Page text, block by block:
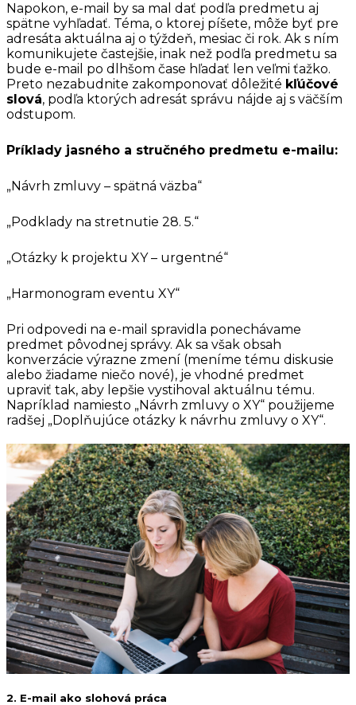
Napokon, e-mail by sa mal dať podľa predmetu aj
spätne vyhľadať. Téma, o ktorej píšete, môže byť pre
adresáta aktuálna aj o týždeň, mesiac či rok. Ak s ním
komunikujete častejšie, inak než podľa predmetu sa
bude e-mail po dlhšom čase hľadať len veľmi ťažko.
Preto nezabudnite zakomponovať dôležité kľúčové
slová, podľa ktorých adresát správu nájde aj s väčším
odstupom.
Príklady jasného a stručného predmetu e-mailu:
„Návrh zmluvy – spätná väzba“
„Podklady na stretnutie 28. 5.“
„Otázky k projektu XY – urgentné“
„Harmonogram eventu XY“
Pri odpovedi na e-mail spravidla ponechávame
predmet pôvodnej správy. Ak sa však obsah
konverzácie výrazne zmení (meníme tému diskusie
alebo žiadame niečo nové), je vhodné predmet
upraviť tak, aby lepšie vystihoval aktuálnu tému.
Napríklad namiesto „Návrh zmluvy o XY“ použijeme
radšej „Doplňujúce otázky k návrhu zmluvy o XY“.
2. E-mail ako slohová práca